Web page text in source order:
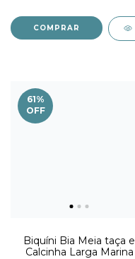
COMPRAR
61%
OFF
Biquíni Bia Meia taça e
Calcinha Larga Marina